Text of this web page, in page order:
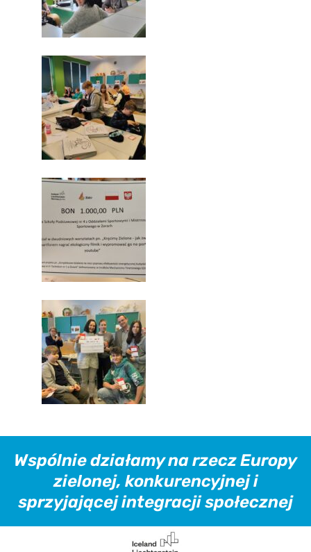
Wspólnie działamy na rzecz Europy
zielonej, konkurencyjnej i
sprzyjającej integracji społecznej